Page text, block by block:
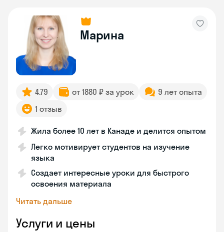
Марина
4.79 от 1880 ₽ за урок
9 лет опыта
1 отзыв
Жила более 10 лет в Канаде и делится опытом
Легко мотивирует студентов на изучение
языка
Создает интересные уроки для быстрого
освоения материала
Читать дальше
Услуги и цены